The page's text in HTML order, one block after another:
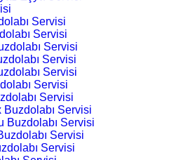
Servisi
Servisi
Servisi
Servisi
Servisi
Servisi
Servisi
Buzdolabı Servisi
Buzdolabı Servisi
Servisi
Servisi